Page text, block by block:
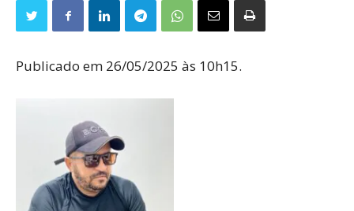
Publicado em 26/05/2025 às 10h15.